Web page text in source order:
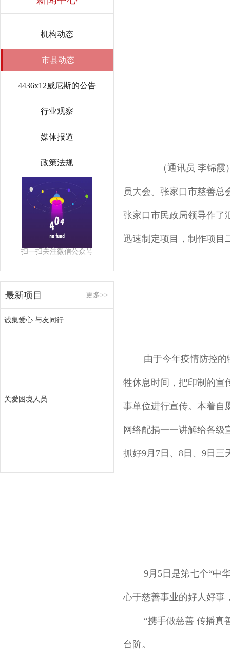
机构动态
市县动态
4436x12威尼斯的公告
行业观察
媒体报道
政策法规
扫一扫关注微信公众号
最新项目 更多>>
诚集爱心 与友同行
关爱困境人员
（通讯员 李锦霞）
员大会。张家口市慈善
张家口市民政局领导作了
迅速制定项目，制作项目
由于今年疫情防控
牲休息时间，把印制的宣
事单位进行宣传。本着自
网络配捐一一讲解给各
抓好9月7日、8日、9日
9月5日是第七个“中
心于慈善事业的好人好事
“携手做慈善 传播真
台阶。